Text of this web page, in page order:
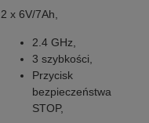
2 x 6V/7Ah,
2.4 GHz,
3 szybkości,
Przycisk
bezpieczeństwa
STOP,